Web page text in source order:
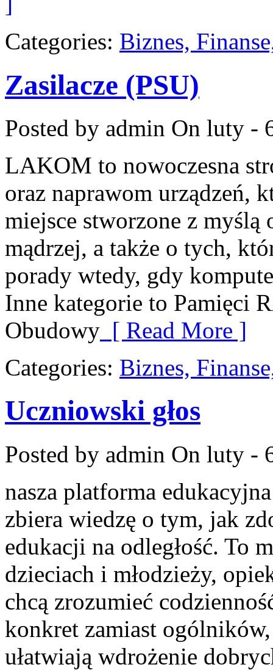
Categories: Biznes,
Zasilacze (PSU)
Posted by admin On luty -
LAKOM to nowoczesna
oraz naprawom urządzeń,
miejsce stworzone z myślą
mądrzej, a także o tych,
porady wtedy, gdy
Inne kategorie to Pamięci
Obudowy [ Read More ]
Categories: Biznes,
Uczniowski głos
Posted by admin On luty -
nasza platforma
zbiera wiedzę o tym, jak
edukacji na odległość. To
dzieciach i młodzieży,
chcą zrozumieć
konkret zamiast
ułatwiają wdrożenie